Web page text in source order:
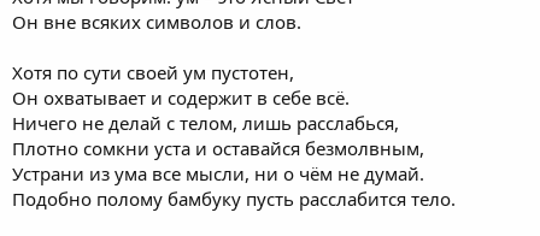
Он вне всяких символов и слов.
Хотя по сути своей ум пустотен,
Он охватывает и содержит в себе всё.
Ничего не делай с телом, лишь расслабься,
Плотно сомкни уста и оставайся безмолвным,
Устрани из ума все мысли, ни о чём не думай.
Подобно полому бамбуку пусть расслабится тело.